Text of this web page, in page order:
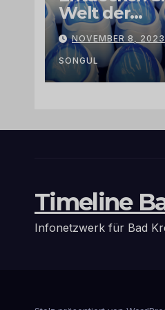
Welt der
Exklusivität:
Arganöl,
und
NOVEMBER 8, 2023
SONGUL
Timeline
Infonetzwerk für Bad